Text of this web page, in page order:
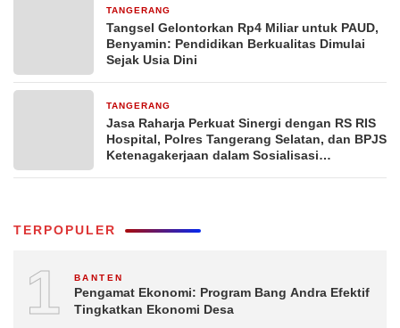
TANGERANG
Tangsel Gelontorkan Rp4 Miliar untuk PAUD,
Benyamin: Pendidikan Berkualitas Dimulai
Sejak Usia Dini
TANGERANG
Jasa Raharja Perkuat Sinergi dengan RS RIS
Hospital, Polres Tangerang Selatan, dan BPJS
Ketenagakerjaan dalam Sosialisasi
TERPOPULER
1 BANTEN
Pengamat Ekonomi: Program Bang Andra Efektif
Tingkatkan Ekonomi Desa